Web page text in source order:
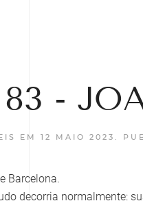
83 -
EM 12 MAIO 2023 .
Barcelona.
decorria normalmente: